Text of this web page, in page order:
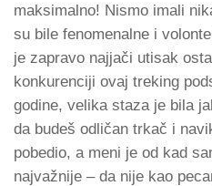
maksimalno! Nismo imali
su bile fenomenalne i
je zapravo najjači utisak
konkurenciji ovaj treking
godine, velika staza je bila
da budeš odličan trkač i
pobedio, a meni je od kad
najvažnije – da nije kao